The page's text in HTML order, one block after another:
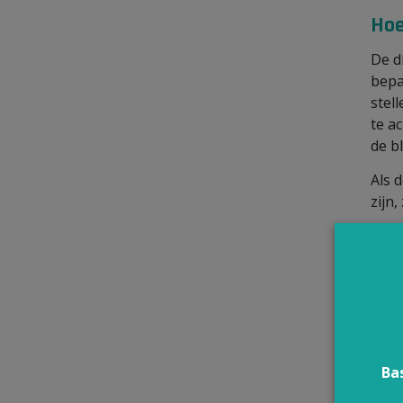
De
te
de
Als
zijn,